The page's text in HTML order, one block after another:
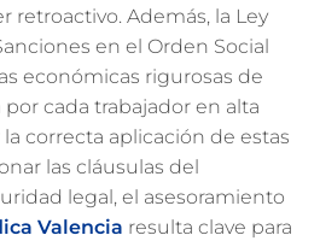
retroactivo. Además, la Ley
en el Orden Social
económicas rigurosas de
cada trabajador en alta
correcta aplicación de estas
las cláusulas del
legal, el asesoramiento
Valencia resulta clave para